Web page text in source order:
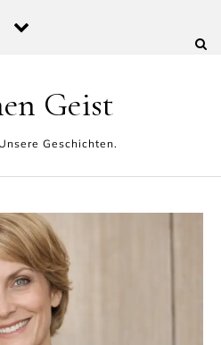
Geist
Geschichten.